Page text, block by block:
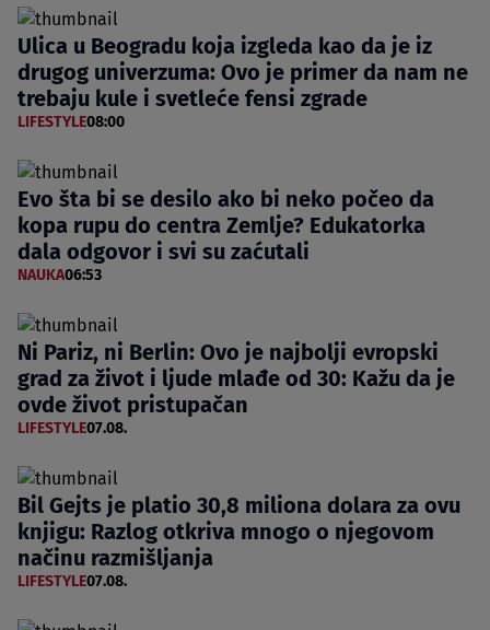
Ulica u Beogradu koja izgleda kao da je iz
drugog univerzuma: Ovo je primer da nam ne
trebaju kule i svetleće fensi zgrade
LIFESTYLE08:00
Evo šta bi se desilo ako bi neko počeo da
kopa rupu do centra Zemlje? Edukatorka
dala odgovor i svi su zaćutali
NAUKA06:53
Ni Pariz, ni Berlin: Ovo je najbolji evropski
grad za život i ljude mlađe od 30: Kažu da je
ovde život pristupačan
LIFESTYLE07.08.
Bil Gejts je platio 30,8 miliona dolara za ovu
knjigu: Razlog otkriva mnogo o njegovom
načinu razmišljanja
LIFESTYLE07.08.